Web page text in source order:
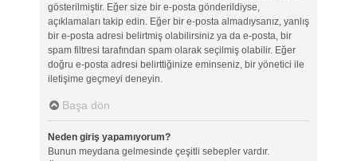
gösterilmiştir. Eğer size bir e-posta gönderildiyse,
açıklamaları takip edin. Eğer bir e-posta almadıysanız, yanlış
bir e-posta adresi belirtmiş olabilirsiniz ya da e-posta, bir
spam filtresi tarafından spam olarak seçilmiş olabilir. Eğer
doğru e-posta adresi belirttiğinize eminseniz, bir yönetici ile
iletişime geçmeyi deneyin.
Başa dön
Neden giriş yapamıyorum?
Bunun meydana gelmesinde çeşitli sebepler vardır.